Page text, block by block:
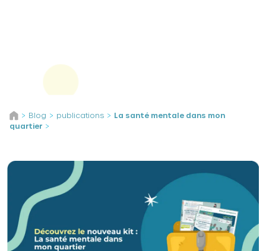
Aller au contenu
> Blog > publications > La santé mentale dans mon
quartier >